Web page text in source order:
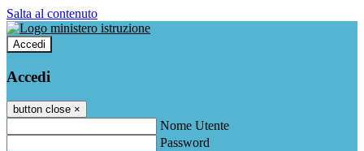
Salta al contenuto
Accedi
Accedi
button close ×
Nome Utente
Password